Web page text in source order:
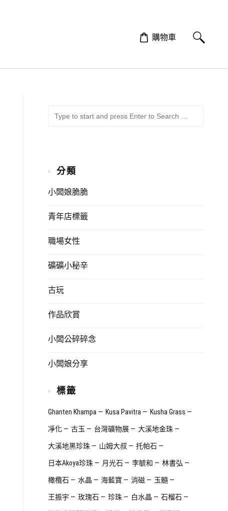
購物車
分類
小闆娘脆脆
青年店標籤
職場女性
礦礦小秘辛
古玩
作品欣賞
小闆公碎碎念
小闆娘分享
標籤
Ghanten Khampa Kusa Pavitra Kusha Grass
凈化 古玉 台灣礦物展 大溪地金珠
大溪地黑珍珠 山姆大叔 托帕石
日本Akoya珍珠 月光石 李毓和 林書弘
橄欖石 水晶 海藍寶 消磁 玉髓
王振宇 玫瑰石 珍珠 白水晶 石榴石